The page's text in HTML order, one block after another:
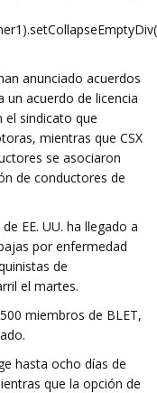
anunciado acuerdos
un acuerdo de licencia
sindicato que
mientras que CSX
se asociaron
de conductores de
EE. UU. ha llegado a
por enfermedad
de
el martes.
miembros de BLET,
hasta ocho días de
que la opción de